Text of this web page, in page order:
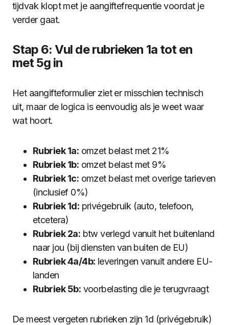
tijdvak klopt met je aangiftefrequentie voordat je
verder gaat.
Stap 6: Vul de rubrieken 1a tot en
met 5g in
Het aangifteformulier ziet er misschien technisch
uit, maar de logica is eenvoudig als je weet waar
wat hoort.
Rubriek 1a: omzet belast met 21%
Rubriek 1b: omzet belast met 9%
Rubriek 1c: omzet belast met overige tarieven
(inclusief 0%)
Rubriek 1d: privégebruik (auto, telefoon,
etcetera)
Rubriek 2a: btw verlegd vanuit het buitenland
naar jou (bij diensten van buiten de EU)
Rubriek 4a/4b: leveringen vanuit andere EU-
landen
Rubriek 5b: voorbelasting die je terugvraagt
De meest vergeten rubrieken zijn 1d (privégebruik)